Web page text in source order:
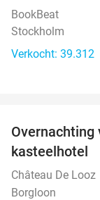
BookBeat
Stockholm
Verkocht: 39.312
Overnachting
kasteelhotel
Château De Looz
Borgloon